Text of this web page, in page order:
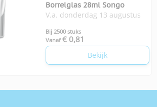
Borrelglas 28ml Songo
V.a. donderdag 13 augustus
Bij 2500 stuks
Vanaf € 0,81
Bekijk